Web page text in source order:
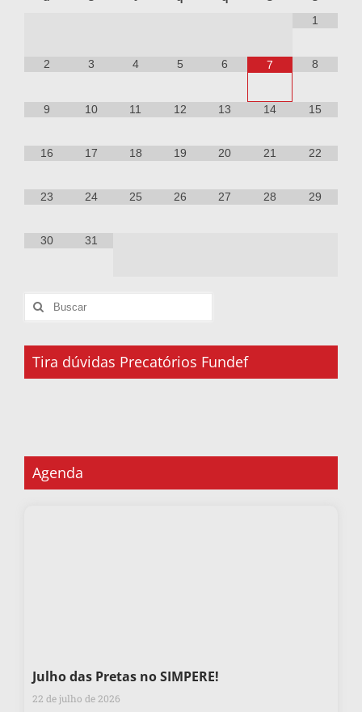
1
2 3 4 5 6 7 8
9 10 11 12 13 14 15
16 17 18 19 20 21 22
23 24 25 26 27 28 29
30 31
Tira dúvidas Precatórios Fundef
Agenda
Julho das Pretas no SIMPERE!
22 de julho de 2026